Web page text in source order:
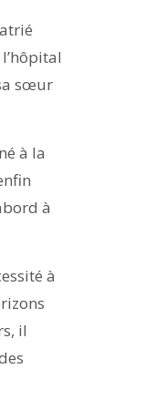
sœur
à la
à
à
il